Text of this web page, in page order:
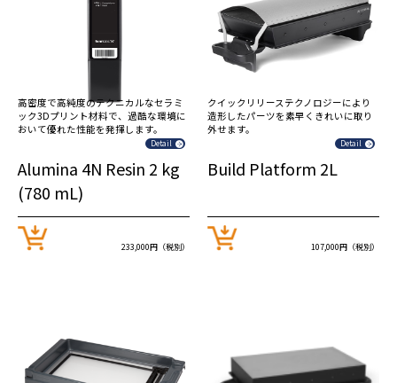
高密度で高純度のテクニカルなセラミ
ック3Dプリント材料で、過酷な環境に
おいて優れた性能を発揮します。
Detail
Alumina 4N Resin 2 kg
(780 mL)
233,000円（税別）
クイックリリーステクノロジーにより
造形したパーツを素早くきれいに取り
外せます。
Detail
Build Platform 2L
107,000円（税別）